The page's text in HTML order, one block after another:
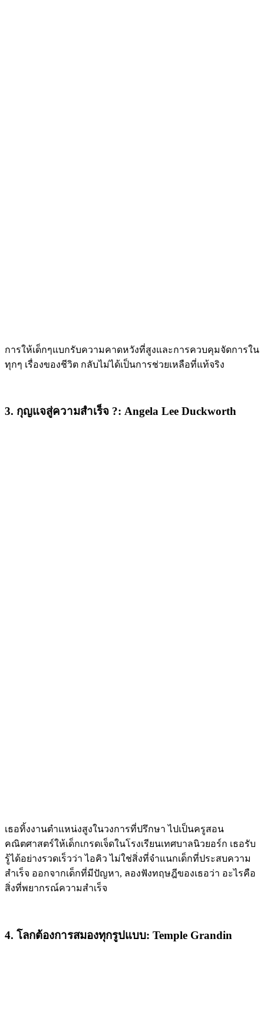
การให้เด็กๆแบกรับความคาดหวังที่สูงและการควบคุมจัดการใน
ทุกๆ เรื่องของชีวิต กลับไม่ได้เป็นการช่วยเหลือที่แท้จริง
3. กุญแจสู่ความสำเร็จ ?: Angela Lee Duckworth
เธอทิ้งงานตำแหน่งสูงในวงการที่ปรึกษา ไปเป็นครูสอน
คณิตศาสตร์ให้เด็กเกรดเจ็ดในโรงเรียนเทศบาลนิวยอร์ก เธอรับ
รู้ได้อย่างรวดเร็วว่า ไอคิว ไม่ใช่สิ่งที่จำแนกเด็กที่ประสบความ
สำเร็จ ออกจากเด็กที่มีปัญหา, ลองฟังทฤษฎีของเธอว่า อะไรคือ
สิ่งที่พยากรณ์ความสำเร็จ
4. โลกต้องการสมองทุกรูปแบบ: Temple Grandin